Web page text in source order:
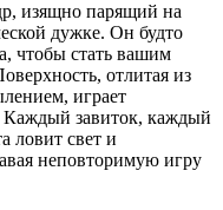
изящно парящий на
дужке. Он будто
чтобы стать вашим
отлитая из
играет
завиток, каждый
ловит свет и
неповторимую игру